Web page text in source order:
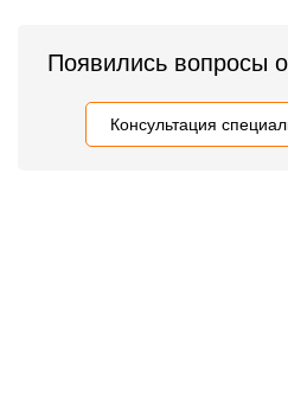
Появились вопросы
Консультация